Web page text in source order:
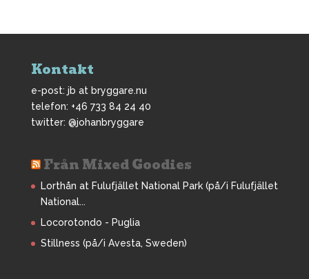
Kontakt
e-post: jb at bryggare.nu
telefon: +46 733 84 24 40
twitter: @johanbryggare
Från Mixed Goodies
Lorthån at Fulufjället National Park (på/i Fulufjället
National...
Locorotondo - Puglia
Stillness (på/i Avesta, Sweden)